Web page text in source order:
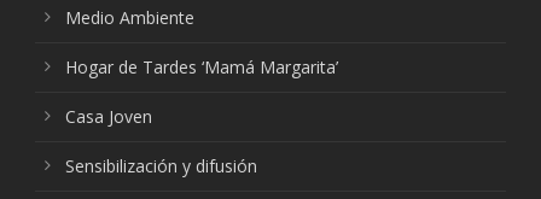
Medio Ambiente
Hogar de Tardes ‘Mamá Margarita’
Casa Joven
Sensibilización y difusión